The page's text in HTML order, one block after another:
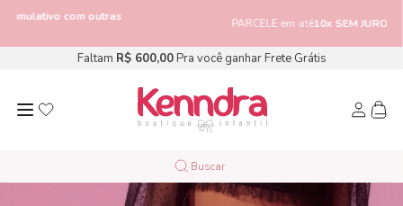
outras PARCELE em até10x SEM JUROS
Faltam R$ 600,00Pra você ganhar Frete Grátis